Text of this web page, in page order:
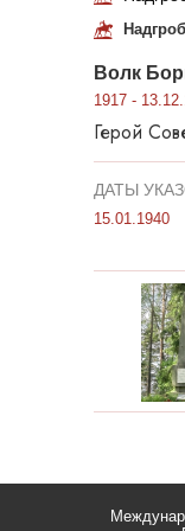
Волк
1917 -
Герой
ДАТЫ
15.01.1940